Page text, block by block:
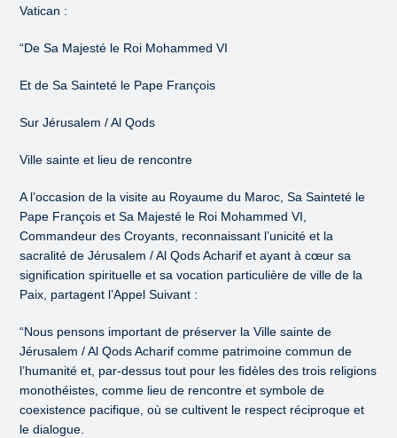
Vatican :
“De Sa Majesté le Roi Mohammed VI
Et de Sa Sainteté le Pape François
Sur Jérusalem / Al Qods
Ville sainte et lieu de rencontre
A l’occasion de la visite au Royaume du Maroc, Sa Sainteté le
Pape François et Sa Majesté le Roi Mohammed VI,
Commandeur des Croyants, reconnaissant l’unicité et la
sacralité de Jérusalem / Al Qods Acharif et ayant à cœur sa
signification spirituelle et sa vocation particulière de ville de la
Paix, partagent l’Appel Suivant :
“Nous pensons important de préserver la Ville sainte de
Jérusalem / Al Qods Acharif comme patrimoine commun de
l’humanité et, par-dessus tout pour les fidèles des trois religions
monothéistes, comme lieu de rencontre et symbole de
coexistence pacifique, où se cultivent le respect réciproque et
le dialogue.